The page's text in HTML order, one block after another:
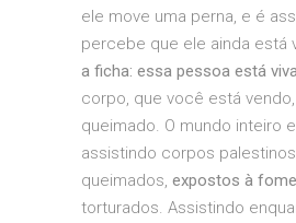
ele move uma perna, e é
percebe que ele ainda está
a ficha: essa pessoa está
corpo, que você está
queimado. O mundo inteiro
assistindo corpos
queimados, expostos à fome
torturados. Assistindo